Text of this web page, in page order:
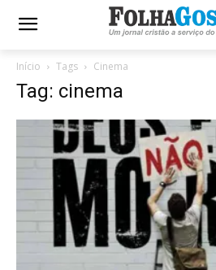
Início Tags Cinema
Tag: cinema